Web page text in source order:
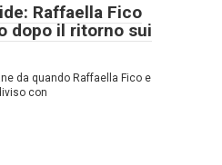
Raffaella Fico
dopo il ritorno sui
da quando Raffaella Fico e
con